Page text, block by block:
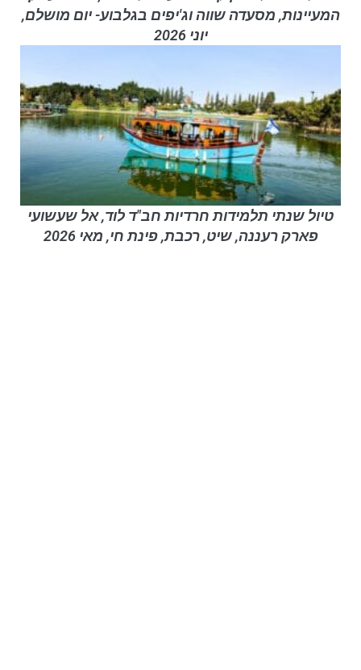
המעיינות, מסעדה שווה וג'יפים בגלבוע- יום מושלם,
יוני 2026
טיול שנתי תלמידות חרדיות חב"ד לוד, אל שעשועי
פארק רעננה, שיט, רכבת, פינת חי, מאי 2026